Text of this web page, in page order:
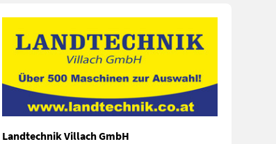
Landtechnik Villach GmbH